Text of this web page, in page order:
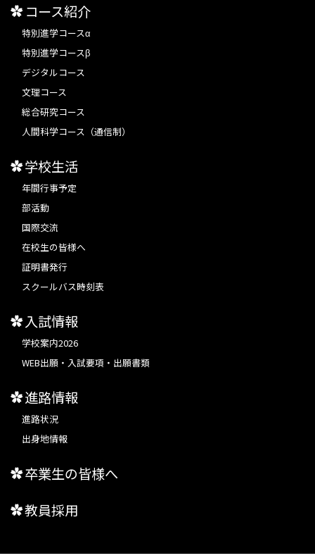
コース紹介
特別進学コースα
特別進学コースβ
デジタルコース
文理コース
総合研究コース
人間科学コース（通信制）
学校生活
年間行事予定
部活動
国際交流
在校生の皆様へ
証明書発行
スクールバス時刻表
入試情報
学校案内2026
WEB出願・入試要項・出願書類
進路情報
進路状況
出身地情報
卒業生の皆様へ
教員採用